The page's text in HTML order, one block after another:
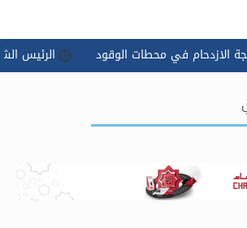
محطات الوقود الرئيس الشرع يوجه